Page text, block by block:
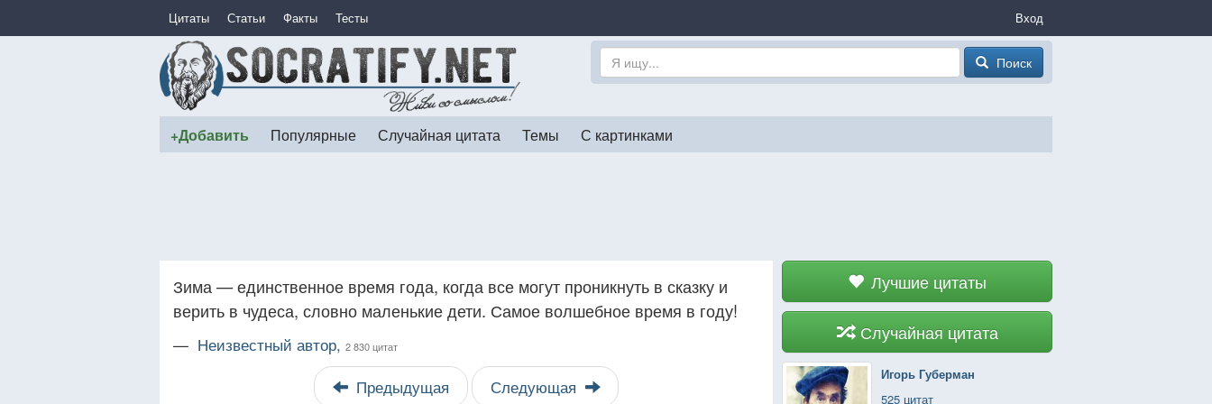
Цитаты Статьи Факты Тесты Вход
Поиск
+Добавить Популярные Случайная цитата Темы С картинками
Лучшие цитаты
Случайная цитата
Игорь Губерман
525 цитат
Зима — единственное время года, когда все могут проникнуть в сказку и
верить в чудеса, словно маленькие дети. Самое волшебное время в году!
— Неизвестный автор, 2 830 цитат
Предыдущая Следующая